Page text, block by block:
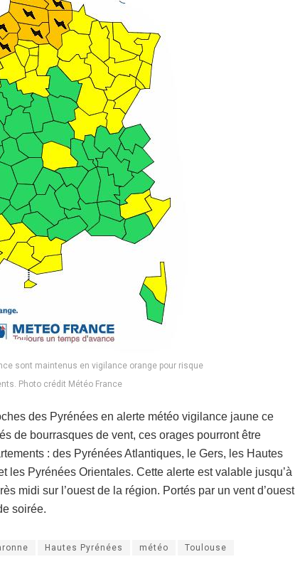
sont maintenus en vigilance orange pour risque
Photo crédit Météo France
des Pyrénées en alerte météo vigilance jaune ce
de bourrasques de vent, ces orages pourront être
: des Pyrénées Atlantiques, le Gers, les Hautes
les Pyrénées Orientales. Cette alerte est valable jusqu’à
midi sur l’ouest de la région. Portés par un vent d’ouest
soirée.
Hautes Pyrénées météo Toulouse